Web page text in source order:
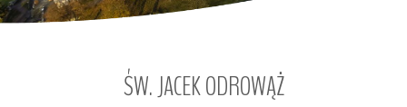
ŚW.JACEKODROWĄŻ